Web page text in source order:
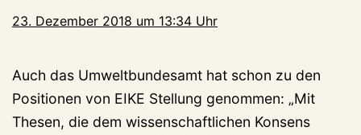
23. Dezember 2018 um 13:34 Uhr
Auch das Umweltbundesamt hat schon zu den
Positionen von EIKE Stellung genommen: „Mit
Thesen, die dem wissenschaftlichen Konsens